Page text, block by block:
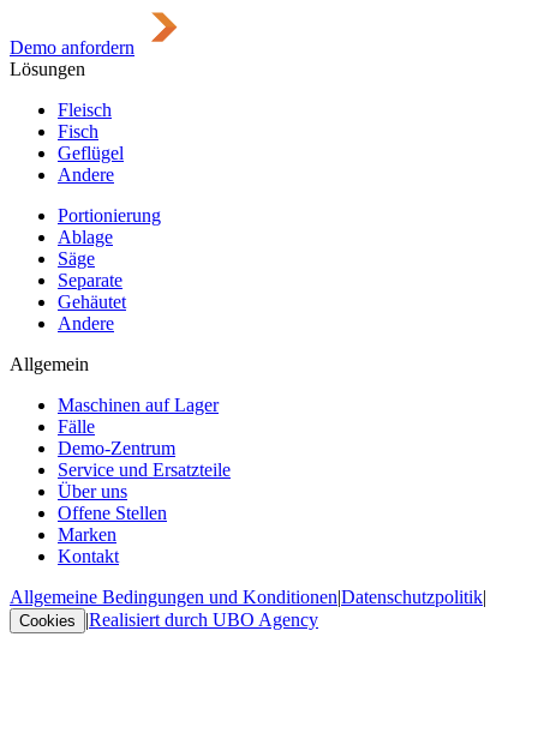
Demo anfordern
Lösungen
Fleisch
Fisch
Geflügel
Andere
Portionierung
Ablage
Säge
Separate
Gehäutet
Andere
Allgemein
Maschinen auf Lager
Fälle
Demo-Zentrum
Service und Ersatzteile
Über uns
Offene Stellen
Marken
Kontakt
Allgemeine Bedingungen und Konditionen|Datenschutzpolitik|
Cookies |Realisiert durch UBO Agency